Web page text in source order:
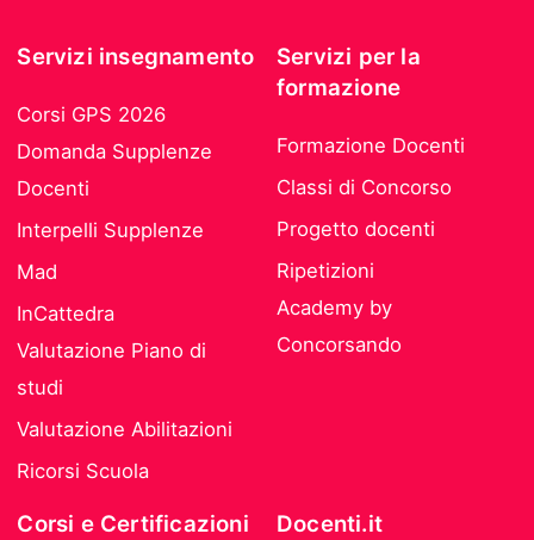
Servizi insegnamento
Corsi GPS 2026
Domanda Supplenze
Docenti
Interpelli Supplenze
Mad
InCattedra
Valutazione Piano di
studi
Valutazione Abilitazioni
Ricorsi Scuola
Servizi per la
formazione
Formazione Docenti
Classi di Concorso
Progetto docenti
Ripetizioni
Academy by
Concorsando
Corsi e Certificazioni Docenti.it